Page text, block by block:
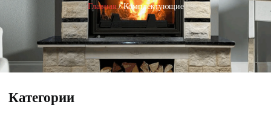
Главная/ Комплектующие
Категории